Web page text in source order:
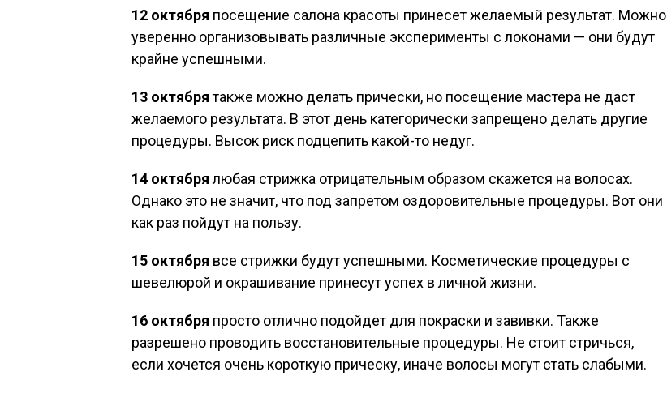
12 октября посещение салона красоты принесет желаемый результат. Можно
уверенно организовывать различные эксперименты с локонами — они будут
крайне успешными.
13 октябрятакже можно делать прически, но посещение мастера не даст
желаемого результата. В этот день категорически запрещено делать другие
процедуры. Высок риск подцепить какой-то недуг.
14 октября любая стрижка отрицательным образом скажется на волосах.
Однако это не значит, что под запретом оздоровительные процедуры. Вот они
как раз пойдут на пользу.
15 октября все стрижки будут успешными. Косметические процедуры с
шевелюрой и окрашивание принесут успех в личной жизни.
16 октября просто отлично подойдет для покраски и завивки. Также
разрешено проводить восстановительные процедуры. Не стоит стричься,
если хочется очень короткую прическу, иначе волосы могут стать слабыми.